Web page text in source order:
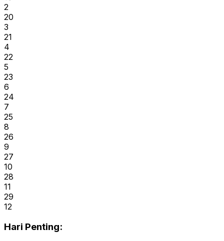
2
20
3
21
4
22
5
23
6
24
7
25
8
26
9
27
10
28
11
29
12
Hari Penting: